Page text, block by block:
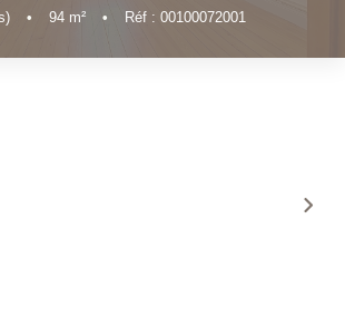
QUI SOMMES NOUS
• 94m² • Réf : 00100072001